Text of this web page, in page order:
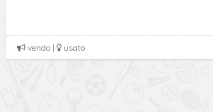
vendo | usato